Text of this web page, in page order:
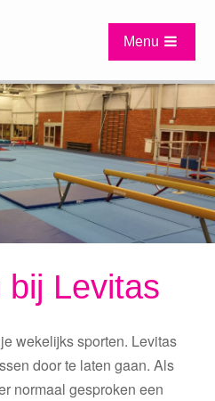
Menu
bij Levitas
je wekelijkssporten. Levitas
door te laten gaan. Als
normaal gesproken een